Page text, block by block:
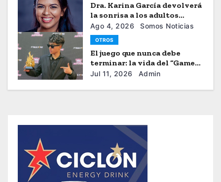
Dra. Karina García devolverá
la sonrisa a los adultos
mayores
Ago 4, 2026 Somos Noticias
OTROS
El juego que nunca debe
terminar: la vida del “Gamer”
Brayhan Crazzy
Jul 11, 2026 Admin